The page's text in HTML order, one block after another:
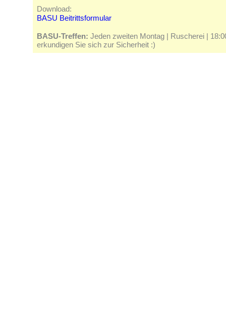
Download:
BASU Beitrittsformular
BASU-Treffen: Jeden zweiten Montag | Ruscherei |
erkundigen Sie sich zur Sicherheit :)